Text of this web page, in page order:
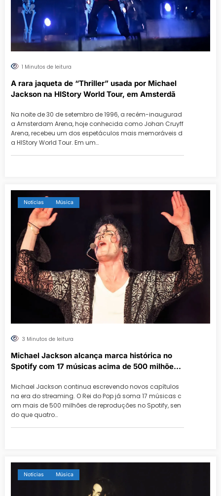
1 Minutos de leitura
A rara jaqueta de “Thriller” usada por Michael
Jackson na HIStory World Tour, em Amsterdã
Na noite de 30 de setembro de 1996, a recém-inaugurad
a Amsterdam Arena, hoje conhecida como Johan Cruyff
Arena, recebeu um dos espetáculos mais memoráveis d
a HIStory World Tour. Em um…
Notícias Música
3 Minutos de leitura
Michael Jackson alcança marca histórica no
Spotify com 17 músicas acima de 500 milhões
Michael Jackson continua escrevendo novos capítulos
na era do streaming. O Rei do Pop já soma 17 músicas c
om mais de 500 milhões de reproduções no Spotify, sen
do que quatro…
Notícias Música